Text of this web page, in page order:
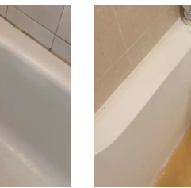
與強勁。
」？ 單
不同的水
患： 棕
。 黑色
。 綠色
。 乳白
警訊。
管路瞬間噴
水」，滿滿的
在管壁的泥沙
奮鬥，出水
了。 為什
除」？ 管壁
除，不同的水
反應」： 咖啡
於自來水管
錳）： 抽取